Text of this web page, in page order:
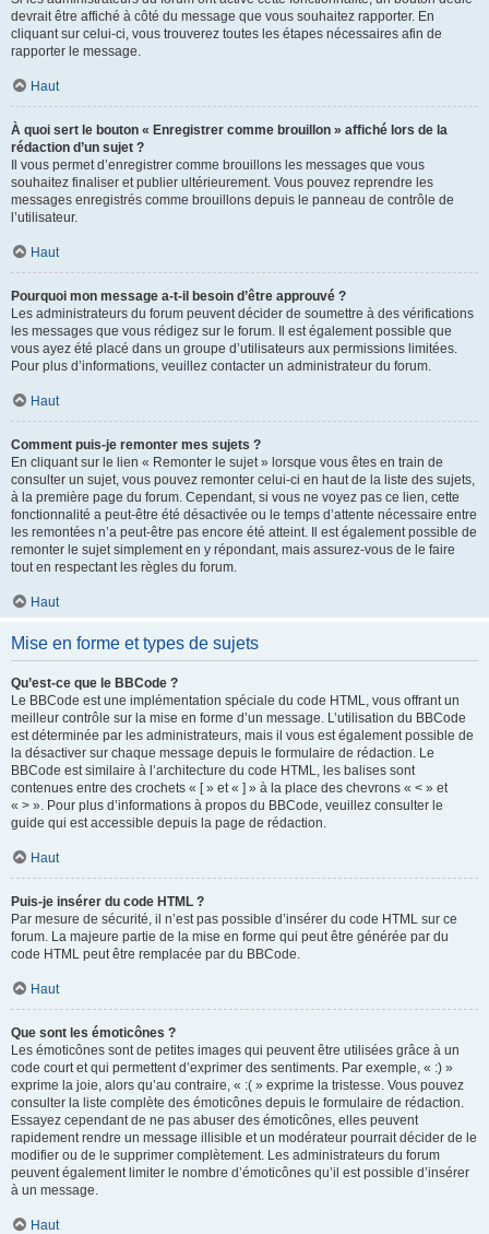
devrait être affiché à côté du message que vous souhaitez rapporter. En
cliquant sur celui-ci, vous trouverez toutes les étapes nécessaires afin de
rapporter le message.
Haut
À quoi sert le bouton « Enregistrer comme brouillon » affiché lors de la
rédaction d’un sujet ?
Il vous permet d’enregistrer comme brouillons les messages que vous
souhaitez finaliser et publier ultérieurement. Vous pouvez reprendre les
messages enregistrés comme brouillons depuis le panneau de contrôle de
l’utilisateur.
Haut
Pourquoi mon message a-t-il besoin d’être approuvé ?
Les administrateurs du forum peuvent décider de soumettre à des vérifications
les messages que vous rédigez sur le forum. Il est également possible que
vous ayez été placé dans un groupe d’utilisateurs aux permissions limitées.
Pour plus d’informations, veuillez contacter un administrateur du forum.
Haut
Comment puis-je remonter mes sujets ?
En cliquant sur le lien « Remonter le sujet » lorsque vous êtes en train de
consulter un sujet, vous pouvez remonter celui-ci en haut de la liste des sujets,
à la première page du forum. Cependant, si vous ne voyez pas ce lien, cette
fonctionnalité a peut-être été désactivée ou le temps d’attente nécessaire entre
les remontées n’a peut-être pas encore été atteint. Il est également possible de
remonter le sujet simplement en y répondant, mais assurez-vous de le faire
tout en respectant les règles du forum.
Haut
Mise en forme et types de sujets
Qu’est-ce que le BBCode ?
Le BBCode est une implémentation spéciale du code HTML, vous offrant un
meilleur contrôle sur la mise en forme d’un message. L’utilisation du BBCode
est déterminée par les administrateurs, mais il vous est également possible de
la désactiver sur chaque message depuis le formulaire de rédaction. Le
BBCode est similaire à l’architecture du code HTML, les balises sont
contenues entre des crochets « [ » et « ] » à la place des chevrons « < » et
« > ». Pour plus d’informations à propos du BBCode, veuillez consulter le
guide qui est accessible depuis la page de rédaction.
Haut
Puis-je insérer du code HTML ?
Par mesure de sécurité, il n’est pas possible d’insérer du code HTML sur ce
forum. La majeure partie de la mise en forme qui peut être générée par du
code HTML peut être remplacée par du BBCode.
Haut
Que sont les émoticônes ?
Les émoticônes sont de petites images qui peuvent être utilisées grâce à un
code court et qui permettent d’exprimer des sentiments. Par exemple, « :) »
exprime la joie, alors qu’au contraire, « :( » exprime la tristesse. Vous pouvez
consulter la liste complète des émoticônes depuis le formulaire de rédaction.
Essayez cependant de ne pas abuser des émoticônes, elles peuvent
rapidement rendre un message illisible et un modérateur pourrait décider de le
modifier ou de le supprimer complètement. Les administrateurs du forum
peuvent également limiter le nombre d’émoticônes qu’il est possible d’insérer
à un message.
Haut